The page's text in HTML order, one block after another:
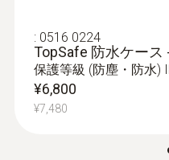
: 0516 0224
TopSafe 防水ケース
保護等級 (防塵・防水)
¥6,800
¥7,480